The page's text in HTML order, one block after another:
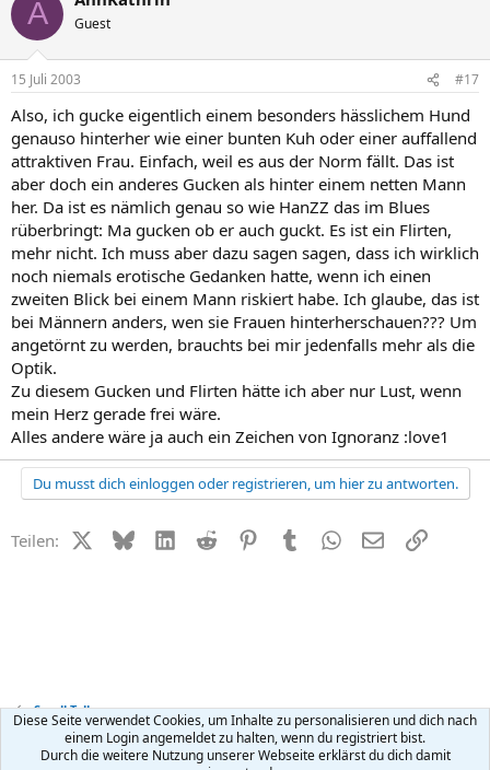
A Guest
15 Juli 2003 #17
Also, ich gucke eigentlich einem besonders hässlichem Hund
genauso hinterher wie einer bunten Kuh oder einer auffallend
attraktiven Frau. Einfach, weil es aus der Norm fällt. Das ist
aber doch ein anderes Gucken als hinter einem netten Mann
her. Da ist es nämlich genau so wie HanZZ das im Blues
rüberbringt: Ma gucken ob er auch guckt. Es ist ein Flirten,
mehr nicht. Ich muss aber dazu sagen sagen, dass ich wirklich
noch niemals erotische Gedanken hatte, wenn ich einen
zweiten Blick bei einem Mann riskiert habe. Ich glaube, das ist
bei Männern anders, wen sie Frauen hinterherschauen??? Um
angetörnt zu werden, brauchts bei mir jedenfalls mehr als die
Optik.
Zu diesem Gucken und Flirten hätte ich aber nur Lust, wenn
mein Herz gerade frei wäre.
Alles andere wäre ja auch ein Zeichen von Ignoranz :love1
Du musst dich einloggen oder registrieren, um hier zu antworten.
Teilen: X (Twitter)
BlueskyLinkedIn
Reddit PinterestTumblr WhatsApp
E-MailLink
Small Talk
Kontakt Nutzungsbedingungen Datenschutz Hilfe
R
Diese Seite verwendet Cookies, um Inhalte zu personalisieren und dich nach
einem Login angemeldet zu halten, wenn du registriert bist.
Durch die weitere Nutzung unserer Webseite erklärst du dich damit